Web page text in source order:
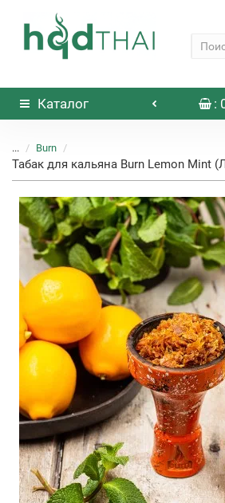
Каталог :
... Burn
Табак для кальяна Burn Lemon Mint